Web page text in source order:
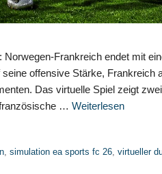
Frankreich endet mit
offensive Stärke, Frankreich
Das virtuelle Spiel zeigt
… Weiterlesen
,simulation ea sports fc 26 ,virtueller